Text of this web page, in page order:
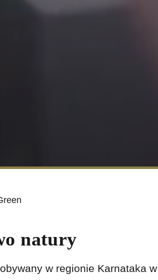
natury
w regionie Karnataka